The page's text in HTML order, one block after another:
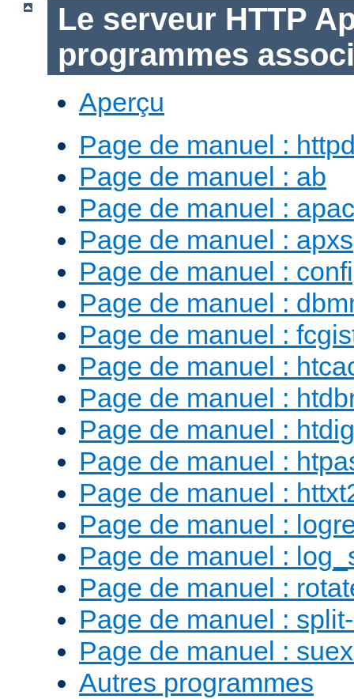
Le serveur HTTP
programmes
Aperçu
Page de manuel :
Page de manuel : ab
Page de manuel :
Page de manuel : apxs
Page de manuel :
Page de manuel :
Page de manuel :
Page de manuel :
Page de manuel :
Page de manuel :
Page de manuel :
Page de manuel :
Page de manuel :
Page de manuel :
Page de manuel :
Page de manuel :
Page de manuel :
Autres programmes